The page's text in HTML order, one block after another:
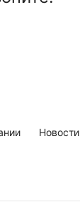
Новости